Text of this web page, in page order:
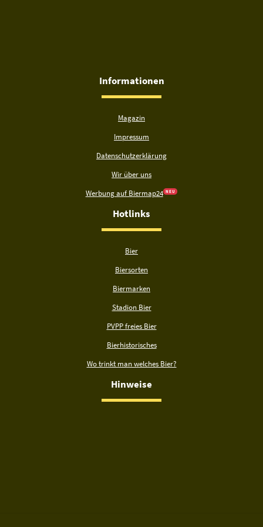
Informationen
Magazin
Impressum
Datenschutzerklärung
Wir über uns
Werbung auf Biermap24 N E U
Hotlinks
Bier
Biersorten
Biermarken
Stadion Bier
PVPP freies Bier
Bierhistorisches
Wo trinkt man welches Bier?
Hinweise